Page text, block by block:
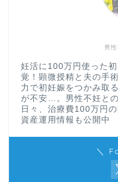
男
妊活に100万円使った
覚！顕微授精と夫の手
力で初妊娠をつかみ取
が不安…。男性不妊と
日々、治療費100万円
資産運用情報も公開中
＼